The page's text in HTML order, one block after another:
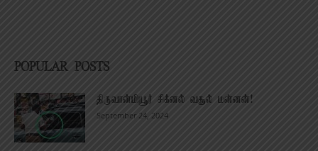
POPULAR POSTS
திருவான்மியூர் சிக்னல் வசூல் மன்னன்!
September 24, 2024